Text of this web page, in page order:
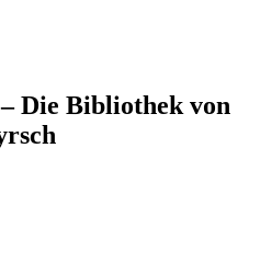
Die Bibliothek von